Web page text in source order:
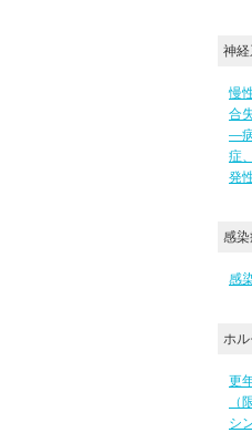
神経
慢
合
―
症
発
感
感
ホ
更
（
シ